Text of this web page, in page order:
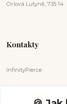
Orlová Lutyně, 735 14
Kontakty
InfinityPierce